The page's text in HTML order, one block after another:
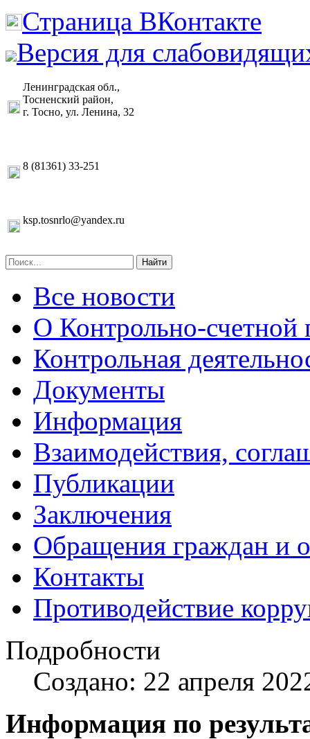
Страница ВКонтакте
Версия для
Ленинградская обл.,
Тосненский район,
г. Тосно, ул. Ленина, 32
8 (81361) 33-251
ksp.tosnrlo@yandex.ru
Найти
Все новости
О Контрольно-счетной
Контрольная
Документы
Информация
Взаимодействия,
Публикации
Заключения
Обращения граждан и
Контакты
Противодействие
Подробности
Создано: 22 апреля
Информация по